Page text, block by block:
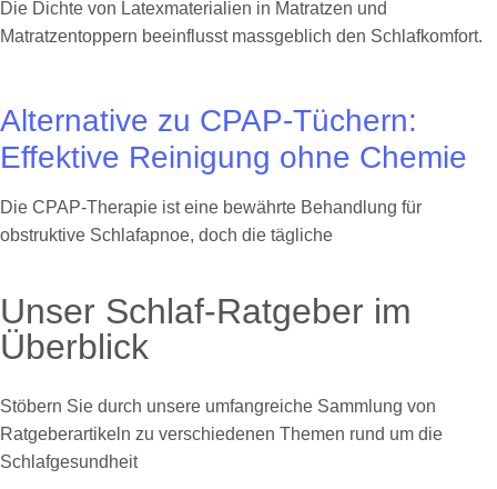
Die Dichte von Latexmaterialien in Matratzen und
Matratzentoppern beeinflusst massgeblich den Schlafkomfort.
Alternative zu CPAP-Tüchern:
Effektive Reinigung ohne Chemie
Die CPAP-Therapie ist eine bewährte Behandlung für
obstruktive Schlafapnoe, doch die tägliche
Unser Schlaf-Ratgeber im
Überblick
Stöbern Sie durch unsere umfangreiche Sammlung von
Ratgeberartikeln zu verschiedenen Themen rund um die
Schlafgesundheit